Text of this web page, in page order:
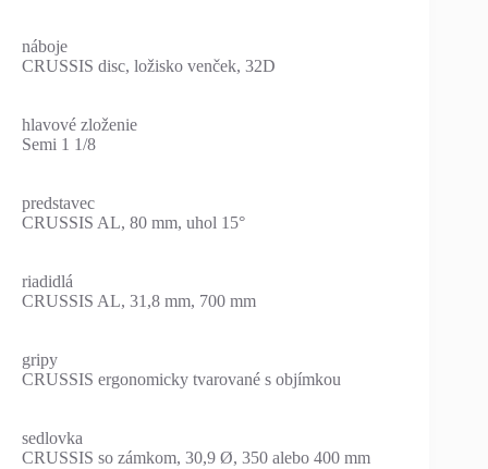
náboje
CRUSSIS disc, ložisko venček, 32D
hlavové zloženie
Semi 1 1/8
predstavec
CRUSSIS AL, 80 mm, uhol 15°
riadidlá
CRUSSIS AL, 31,8 mm, 700 mm
gripy
CRUSSIS ergonomicky tvarované s objímkou
sedlovka
CRUSSIS so zámkom, 30,9 Ø, 350 alebo 400 mm